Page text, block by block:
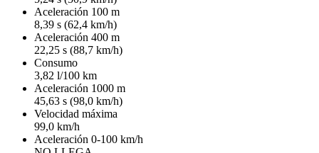
Aceleración 100 m
8,39 s (62,4 km/h)
Aceleración 400 m
22,25 s (88,7 km/h)
Consumo
3,82 l/100 km
Aceleración 1000 m
45,63 s (98,0 km/h)
Velocidad máxima
99,0 km/h
Aceleración 0-100 km/h